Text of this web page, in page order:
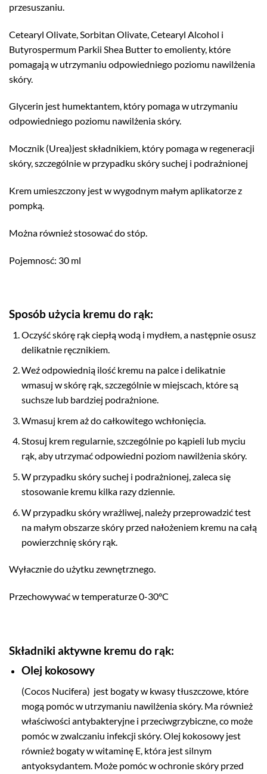
przesuszaniu.
Cetearyl Olivate, Sorbitan Olivate, Cetearyl Alcohol i
Butyrospermum Parkii Shea Butter to emolienty, które
pomagają w utrzymaniu odpowiedniego poziomu nawilżenia
skóry.
Glycerin jest humektantem, który pomaga w utrzymaniu
odpowiedniego poziomu nawilżenia skóry.
Mocznik (Urea)jest składnikiem, który pomaga w regeneracji
skóry, szczególnie w przypadku skóry suchej i podrażnionej
Krem umieszczony jest w wygodnym małym aplikatorze z
pompką.
Można również stosować do stóp.
Pojemnosć: 30 ml
Sposób użycia kremu do rąk:
Oczyść skórę rąk ciepłą wodą i mydłem, a następnie osusz
delikatnie ręcznikiem.
Weź odpowiednią ilość kremu na palce i delikatnie
wmasuj w skórę rąk, szczególnie w miejscach, które są
suchsze lub bardziej podrażnione.
Wmasuj krem aż do całkowitego wchłonięcia.
Stosuj krem regularnie, szczególnie po kąpieli lub myciu
rąk, aby utrzymać odpowiedni poziom nawilżenia skóry.
W przypadku skóry suchej i podrażnionej, zaleca się
stosowanie kremu kilka razy dziennie.
W przypadku skóry wrażliwej, należy przeprowadzić test
na małym obszarze skóry przed nałożeniem kremu na całą
powierzchnię skóry rąk.
Wyłacznie do użytku zewnętrznego.
Przechowywać w temperaturze 0-30°C
Składniki aktywne kremu do rąk:
Olej kokosowy
(Cocos Nucifera) jest bogaty w kwasy tłuszczowe, które
mogą pomóc w utrzymaniu nawilżenia skóry. Ma również
właściwości antybakteryjne i przeciwgrzybiczne, co może
pomóc w zwalczaniu infekcji skóry. Olej kokosowy jest
również bogaty w witaminę E, która jest silnym
antyoksydantem. Może pomóc w ochronie skóry przed